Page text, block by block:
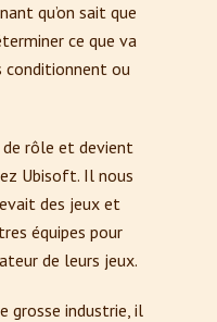
qu’on sait que
ce que va
conditionnent ou
de rôle et devient
Ubisoft. Il nous
des jeux et
équipes pour
de leurs jeux.
grosse industrie, il